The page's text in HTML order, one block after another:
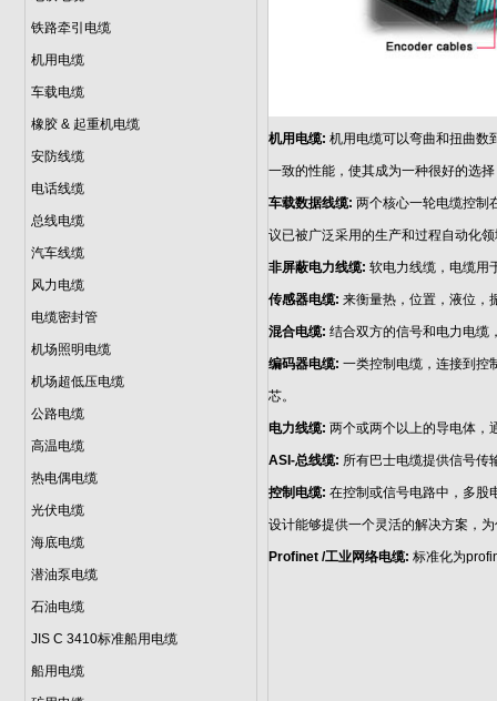
铁路牵引电缆
机用电缆
车载电缆
橡胶 & 起重机电缆
安防线缆
电话线缆
总线电缆
汽车线缆
风力电缆
电缆密封管
机场照明电缆
机场超低压电缆
公路电缆
高温电缆
热电偶电缆
光伏电缆
海底电缆
潜油泵电缆
石油电缆
JIS C 3410标准船用电缆
船用电缆
机用电缆: 机用电缆可以弯曲和扭曲数
一致的性能，使其成为一种很好的选
车载数据线缆: 两个核心一轮电缆控制
议已被广泛采用的生产和过程自动化
非屏蔽电力线缆: 软电力线缆，电缆用
传感器电缆: 来衡量热，位置，液位，
混合电缆: 结合双方的信号和电力电缆
编码器电缆: 一类控制电缆，连接到控
芯。
电力线缆: 两个或两个以上的导电体，
ASI-总线缆: 所有巴士电缆提供信号传
控制电缆: 在控制或信号电路中，多股
设计能够提供一个灵活的解决方案，
Profinet /工业网络电缆: 标准化为